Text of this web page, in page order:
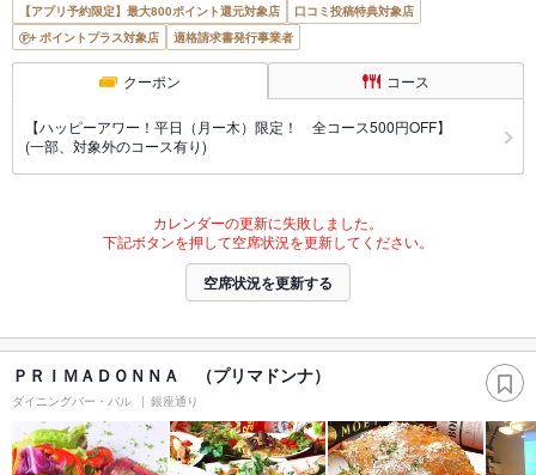
【アプリ予約限定】最大800ポイント還元対象店
口コミ投稿特典対象店
ポイントプラス対象店
適格請求書発行事業者
クーポン コース
【ハッピーアワー！平日（月ー木）限定！ 全コース500円OFF】
(一部、対象外のコース有り)
カレンダーの更新に失敗しました。
下記ボタンを押して空席状況を更新してください。
空席状況を更新する
ＰＲＩＭＡＤＯＮＮＡ （プリマドンナ）
ダイニングバー・バル 銀座通り